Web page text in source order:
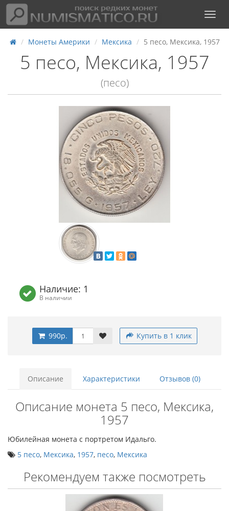
Монеты Америки Мексика 5 песо, Мексика, 1957
5 песо, Мексика, 1957
(песо)
Наличие: 1
В наличии
990р. Купить в 1 клик
Описание Характеристики Отзывов (0)
Описание монета 5 песо, Мексика,
1957
Юбилейная монета с портретом Идальго.
5 песо, Мексика, 1957, песо, Мексика
Рекомендуем также посмотреть